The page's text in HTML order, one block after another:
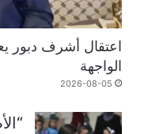
اعتقال أشرف دبور
الواجهة
2026-08-05